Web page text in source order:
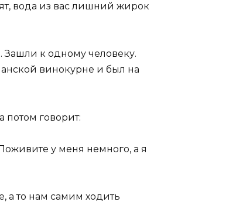
вода из вас лишний жирок
к одному человеку.
винокурне и был на
потом говорит:
у меня немного, а я
а то нам самим ходить